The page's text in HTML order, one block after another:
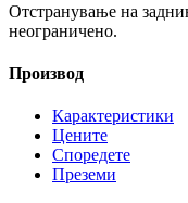
Отстранување на
неограничено.
Производ
Карактеристики
Цените
Споредете
Преземи